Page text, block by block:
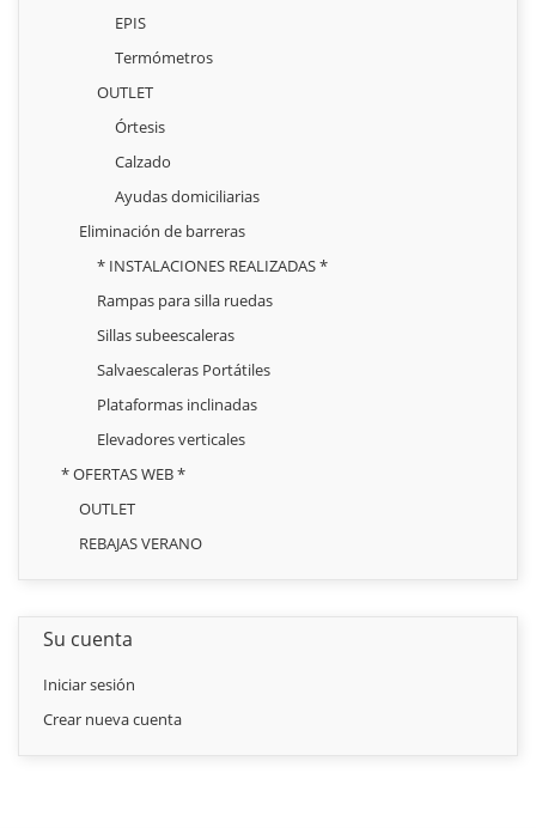
EPIS
Termómetros
OUTLET
Órtesis
Calzado
Ayudas domiciliarias
Eliminación de barreras
* INSTALACIONES REALIZADAS *
Rampas para silla ruedas
Sillas subeescaleras
Salvaescaleras Portátiles
Plataformas inclinadas
Elevadores verticales
* OFERTAS WEB *
OUTLET
REBAJAS VERANO
Su cuenta
Iniciar sesión
Crear nueva cuenta